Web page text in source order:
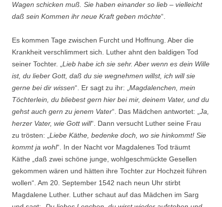
Wagen schicken muß. Sie haben einander so lieb – vielleicht
daß sein Kommen ihr neue Kraft geben möchte“.
Es kommen Tage zwischen Furcht und Hoffnung. Aber die
Krankheit verschlimmert sich. Luther ahnt den baldigen Tod
seiner Tochter. „Lieb habe ich sie sehr. Aber wenn es dein Wille
ist, du lieber Gott, daß du sie wegnehmen willst, ich will sie
gerne bei dir wissen“. Er sagt zu ihr: „Magdalenchen, mein
Töchterlein, du bliebest gern hier bei mir, deinem Vater, und du
gehst auch gern zu jenem Vater“. Das Mädchen antwortet: „Ja,
herzer Vater, wie Gott will“. Dann versucht Luther seine Frau
zu trösten: „Liebe Käthe, bedenke doch, wo sie hinkommt! Sie
kommt ja wohl“. In der Nacht vor Magdalenes Tod träumt
Käthe „daß zwei schöne junge, wohlgeschmückte Gesellen
gekommen wären und hätten ihre Tochter zur Hochzeit führen
wollen“. Am 20. September 1542 nach neun Uhr stirbt
Magdalene Luther. Luther schaut auf das Mädchen im Sarg